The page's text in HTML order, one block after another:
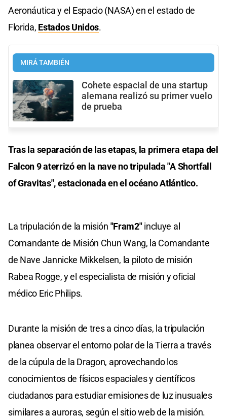
Aeronáutica y el Espacio (NASA) en el estado de
Florida, Estados Unidos.
MIRÁ TAMBIÉN
Cohete espacial de una startup
alemana realizó su primer vuelo
de prueba
Tras la separación de las etapas, la primera etapa del
Falcon 9 aterrizó en la nave no tripulada "A Shortfall
of Gravitas", estacionada en el océano Atlántico.
La tripulación de la misión "Fram2"incluye al
Comandante de Misión Chun Wang, la Comandante
de Nave Jannicke Mikkelsen, la piloto de misión
Rabea Rogge, y el especialista de misión y oficial
médico Eric Philips.
Durante la misión de tres a cinco días, la tripulación
planea observar el entorno polar de la Tierra a través
de la cúpula de la Dragon, aprovechando los
conocimientos de físicos espaciales y científicos
ciudadanos para estudiar emisiones de luz inusuales
similares a auroras, según el sitio web de la misión.